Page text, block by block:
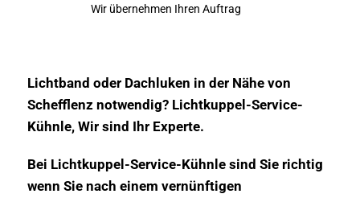
Wir übernehmen Ihren Auftrag
Lichtband oder Dachluken in der Nähe von
Schefflenz notwendig? Lichtkuppel-Service-
Kühnle, Wir sind Ihr Experte.
Bei Lichtkuppel-Service-Kühnle sind Sie richtig
wenn Sie nach einem vernünftigen